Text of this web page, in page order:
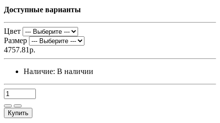
Доступные варианты
Цвет
Размер
4757.81р.
Наличие: В наличии
Купить